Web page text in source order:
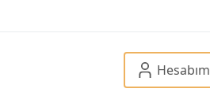
Hesabım